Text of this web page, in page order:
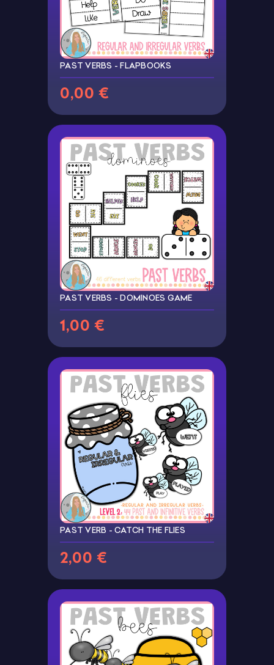
PAST VERBS - FLAPBOOKS
0,00 €
PAST VERBS - DOMINOES GAME
1,00 €
PAST VERB - CATCH THE FLIES
2,00 €